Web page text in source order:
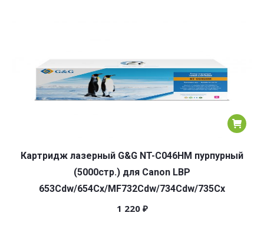
Картридж лазерный G&G NT-C046HM пурпурный
(5000стр.) для Canon LBP
653Cdw/654Cx/MF732Cdw/734Cdw/735Cx
1 220 ₽